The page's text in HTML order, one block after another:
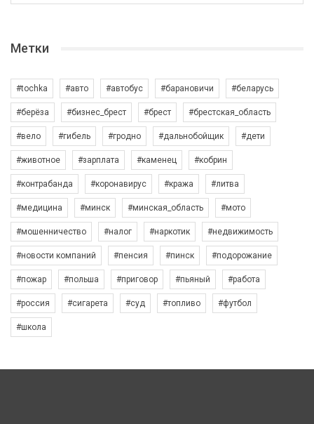
Метки
#tochka #авто #автобус #барановичи #беларусь
#берёза #бизнес_брест #брест #брестская_область
#вело #гибель #гродно #дальнобойщик #дети
#животное #зарплата #каменец #кобрин
#контрабанда #коронавирус #кража #литва
#медицина #минск #минская_область #мото
#мошенничество #налог #наркотик #недвижимость
#новости компаний #пенсия #пинск #подорожание
#пожар #польша #приговор #пьяный #работа
#россия #сигарета #суд #топливо #футбол
#школа